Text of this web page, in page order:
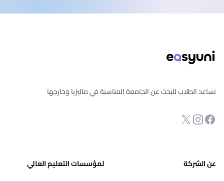
نساعد الطلاب للبحث عن الجامعة المناسبة في ماليزيا وخارجها
صفحة الفيسبوك
انستجرام
Twitter
عن الشركة
لمؤسسات التعليم العالي